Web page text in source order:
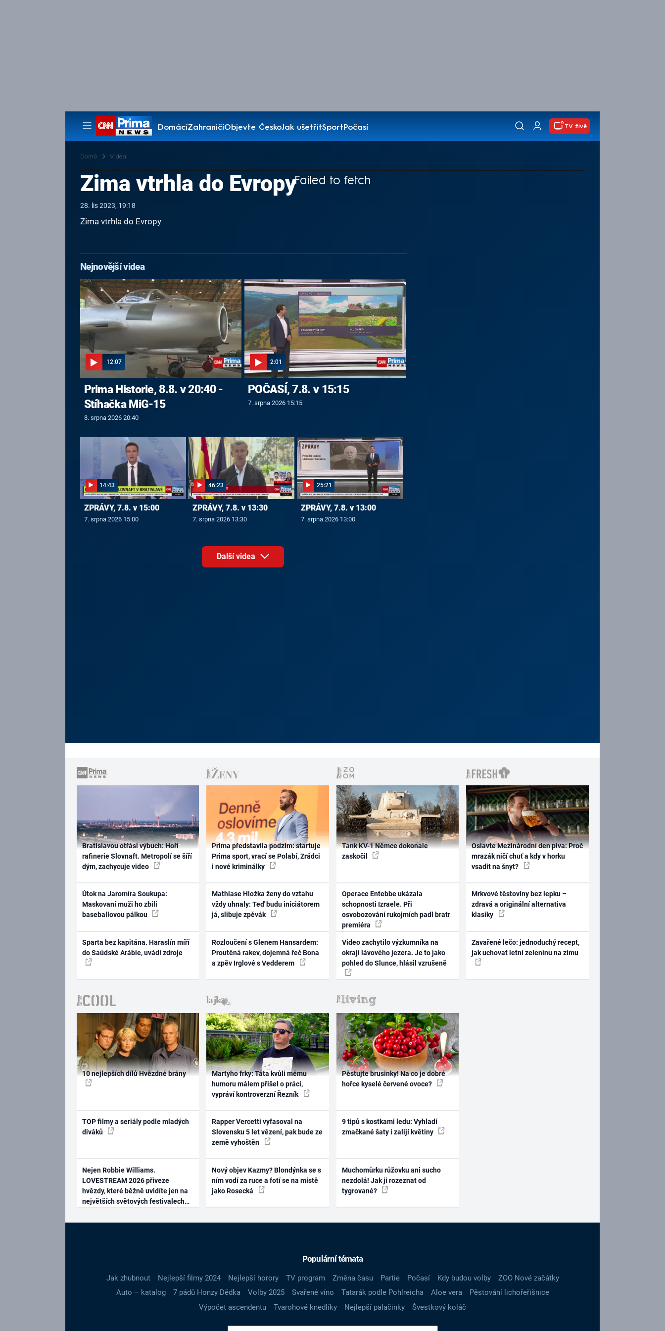
DomácíZahraničíObjevte ČeskoJak ušetřitSportPočasí
Pořady
TV živě
Domů Videa
Failed to fetch
Zima vtrhla do Evropy
28. lis 2023, 19:18
Zima vtrhla do Evropy
Nejnovější videa
12:07
Prima Historie, 8.8. v 20:40 -
Stíhačka MiG-15
8. srpna 2026 20:40
2:01
POČASÍ, 7.8. v 15:15
7. srpna 2026 15:15
14:43
ZPRÁVY, 7.8. v 15:00
7. srpna 2026 15:00
46:23
ZPRÁVY, 7.8. v 13:30
7. srpna 2026 13:30
25:21
ZPRÁVY, 7.8. v 13:00
7. srpna 2026 13:00
Další videa
Bratislavou otřásl výbuch: Hoří
rafinerie Slovnaft. Metropolí se šíří
dým, zachycuje video
Útok na Jaromíra Soukupa:
Maskovaní muži ho zbili
baseballovou pálkou
Sparta bez kapitána. Haraslín míří
do Saúdské Arábie, uvádí zdroje
Prima představila podzim: startuje
Prima sport, vrací se Polabí, Zrádci
i nové kriminálky
Mathiase Hložka ženy do vztahu
vždy uhnaly: Teď budu iniciátorem
já, slibuje zpěvák
Rozloučení s Glenem Hansardem:
Proutěná rakev, dojemná řeč Bona
a zpěv Irglové s Vedderem
Tank KV-1 Němce dokonale
zaskočil
Operace Entebbe ukázala
schopnosti Izraele. Při
osvobozování rukojmích padl bratr
premiéra
Video zachytilo výzkumníka na
okraji lávového jezera. Je to jako
pohled do Slunce, hlásil vzrušeně
Oslavte Mezinárodní den piva: Proč
mrazák ničí chuť a kdy v horku
vsadit na šnyt?
Mrkvové těstoviny bez lepku –
zdravá a originální alternativa
klasiky
Zavařené lečo: jednoduchý recept,
jak uchovat letní zeleninu na zimu
10 nejlepších dílů Hvězdné brány
TOP filmy a seriály podle mladých
diváků
Nejen Robbie Williams.
LOVESTREAM 2026 přiveze
hvězdy, které běžně uvidíte jen na
největších světových festivalech
Martyho frky: Táta kvůli mému
humoru málem přišel o práci,
vypráví kontroverzní Řezník
Rapper Vercetti vyfasoval na
Slovensku 5 let vězení, pak bude ze
země vyhoštěn
Nový objev Kazmy? Blondýnka se s
ním vodí za ruce a fotí se na místě
jako Rosecká
Pěstujte brusinky! Na co je dobré
hořce kyselé červené ovoce?
9 tipů s kostkami ledu: Vyhladí
zmačkané šaty i zalijí květiny
Muchomůrku růžovku ani sucho
nezdolá! Jak ji rozeznat od
tygrované?
Populární témata
Jak zhubnout Nejlepší filmy 2024 Nejlepší horory TV program Změna času Partie Počasí Kdy budou volby
ZOO Nové začátky
Auto – katalog
7 pádů Honzy Dědka Volby 2025 Svařené víno Tatarák podle Pohlreicha Aloe vera
Pěstování lichořeřišnice
Výpočet ascendentu
Tvarohové knedlíky Nejlepší palačinky Švestkový koláč